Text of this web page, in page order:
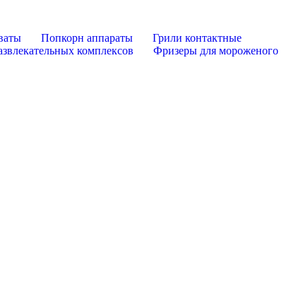
Попкорн аппараты
Грили контактные
комплексов
Фризеры для мороженого